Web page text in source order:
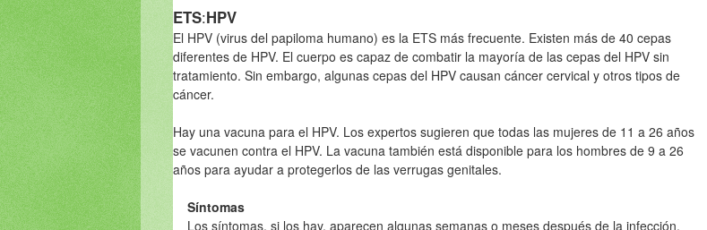
ETS:HPV
El HPV (virus del papiloma humano) es la ETS más frecuente. Existen más de 40 cepas
diferentes de HPV. El cuerpo es capaz de combatir la mayoría de las cepas del HPV sin
tratamiento. Sin embargo, algunas cepas del HPV causan cáncer cervical y otros tipos de
cáncer.
Hay una vacuna para el HPV. Los expertos sugieren que todas las mujeres de 11 a 26 años
se vacunen contra el HPV. La vacuna también está disponible para los hombres de 9 a 26
años para ayudar a protegerlos de las verrugas genitales.
Síntomas
Los síntomas, si los hay, aparecen algunas semanas o meses después de la infección.